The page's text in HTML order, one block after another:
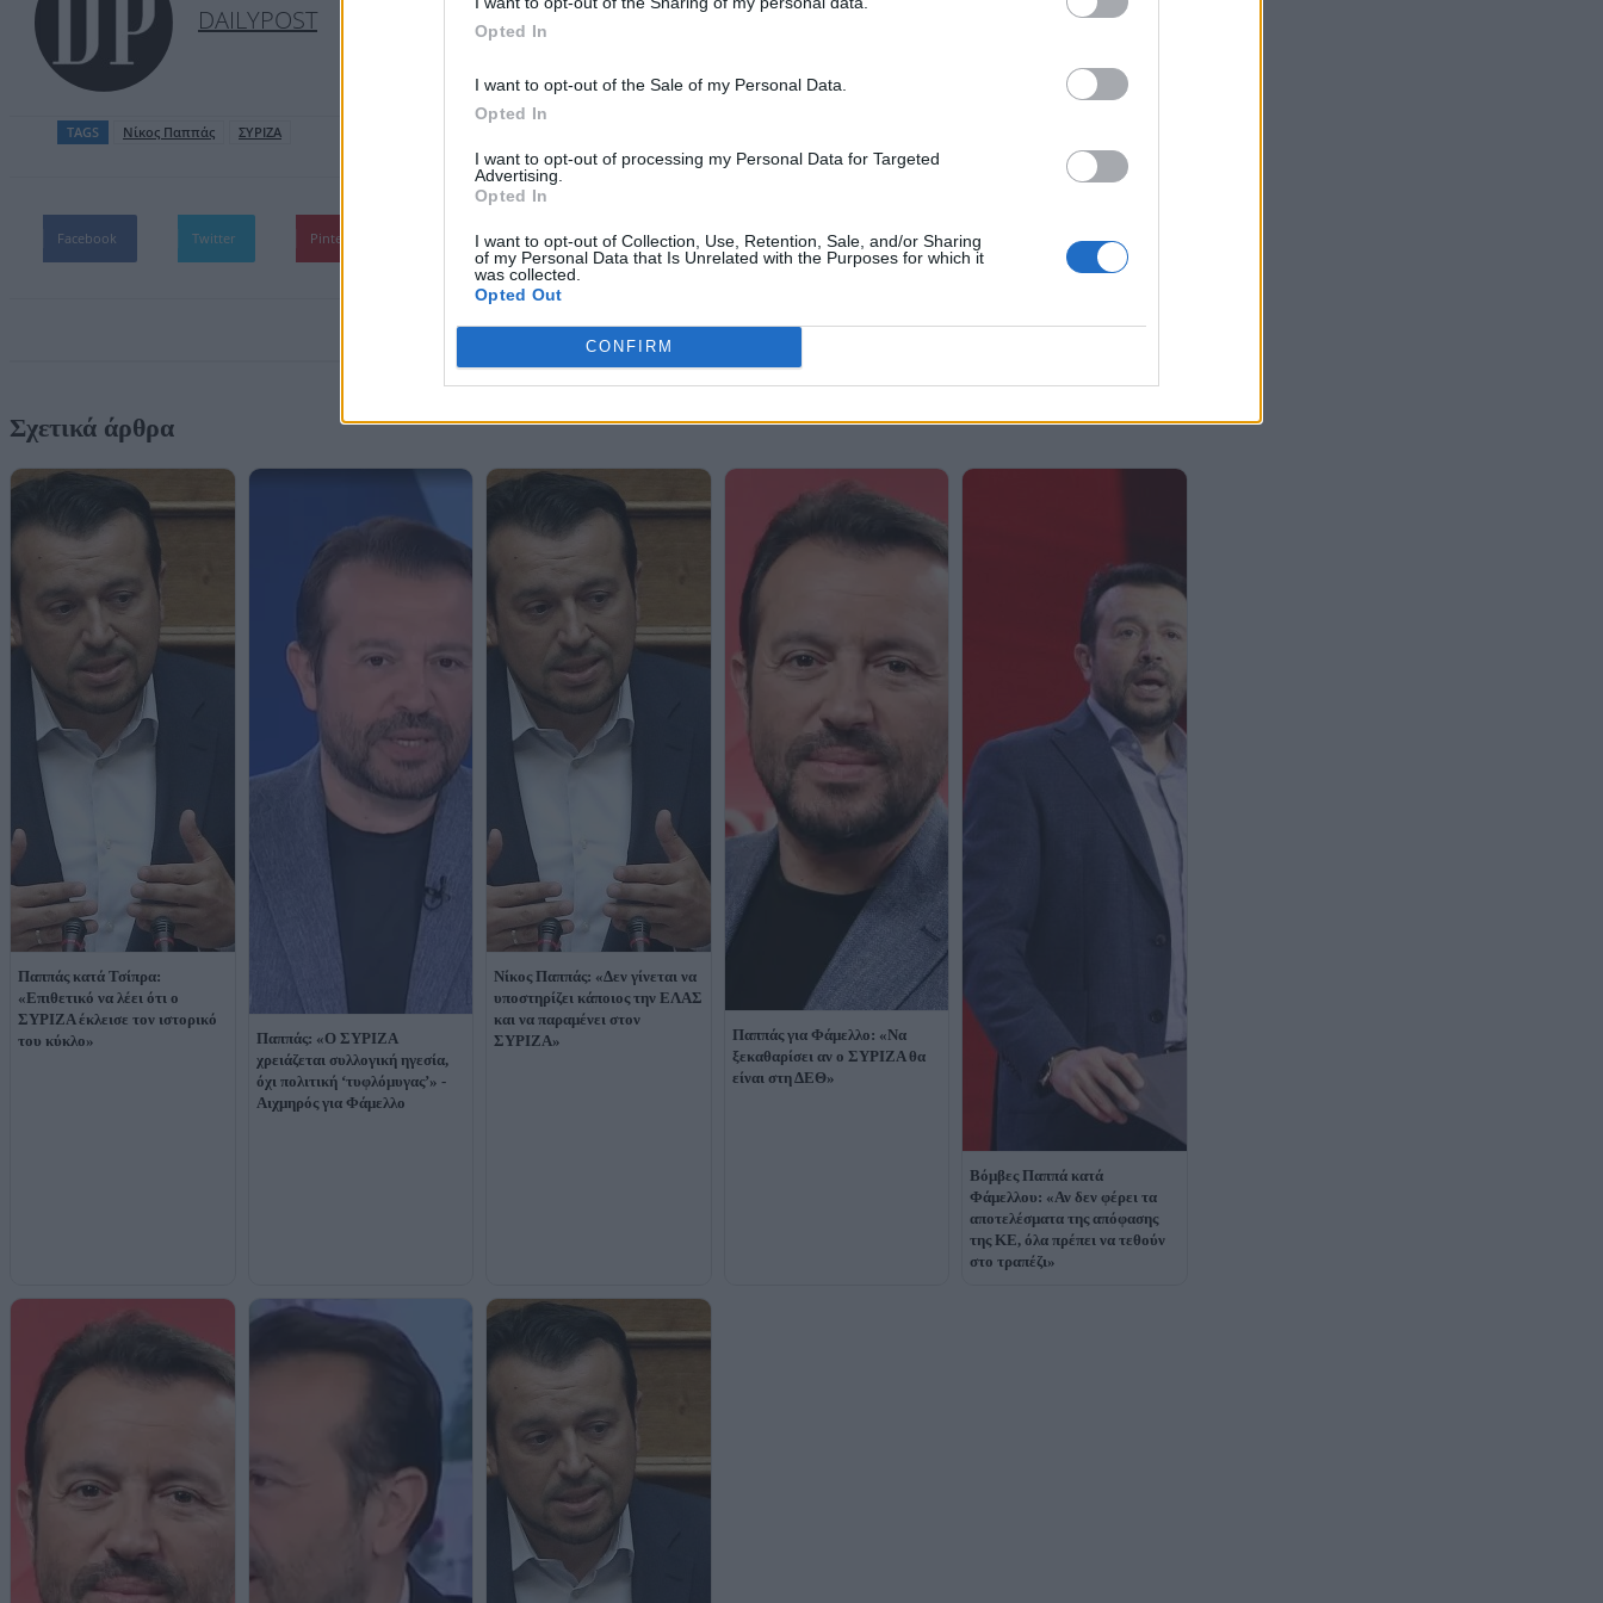
Opted In
I want to opt-out of the Sale of my Personal Data.
Opted In
I want to opt-out of processing my Personal Data for Targeted
Advertising.
Opted In
I want to opt-out of Collection, Use, Retention, Sale, and/or Sharing
of my Personal Data that Is Unrelated with the Purposes for which it
was collected.
Opted Out
CONFIRM
DAILYPOST
TAGS Νίκος Παππάς ΣΥΡΙΖΑ
Facebook Twitter Pinterest WhatsApp
Σχετικά άρθρα
Παππάς κατά Τσίπρα:
«Επιθετικό να λέει ότι ο
ΣΥΡΙΖΑ έκλεισε τον ιστορικό
του κύκλο»
Παππάς: «Ο ΣΥΡΙΖΑ
χρειάζεται συλλογική ηγεσία,
όχι πολιτική ‘τυφλόμυγας’» -
Αιχμηρός για Φάμελλο
Νίκος Παππάς: «Δεν γίνεται να
υποστηρίζει κάποιος την ΕΛΑΣ
και να παραμένει στον
ΣΥΡΙΖΑ»
Παππάς για Φάμελλο: «Να
ξεκαθαρίσει αν ο ΣΥΡΙΖΑ θα
είναι στη ΔΕΘ»
Βόμβες Παππά κατά
Φάμελλου: «Αν δεν φέρει τα
αποτελέσματα της απόφασης
της ΚΕ, όλα πρέπει να τεθούν
στο τραπέζι»